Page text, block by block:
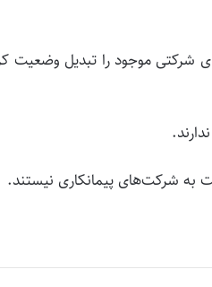
شرکتی موجود را تبدیل وضعیت